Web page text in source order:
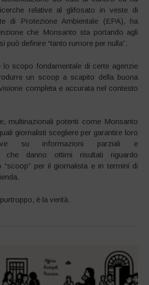
relative al glifosato in veste di
di Protezione Ambientale (EPA), ha
che Monsanto sta portando agli
può definire “tanto rumore per nulla”.
lo scopo fondamentale di certe agenzie
un scoop a scapito della buona
completa e accurata nel contesto
multinazionali potenti come Monsanto
giornalisti scegliere per garantire loro
su informazioni parziali e
che danno ottimi risultati riguardo
“scoop” per il giornalista e in termini di
è la verità.